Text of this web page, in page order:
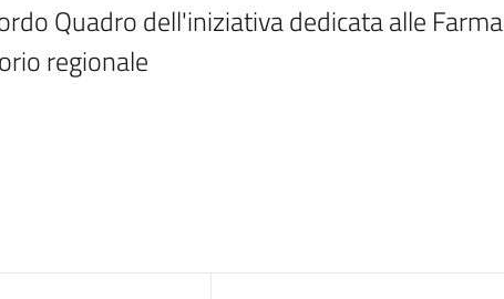
Quadro dell'iniziativa dedicata alle
regionale